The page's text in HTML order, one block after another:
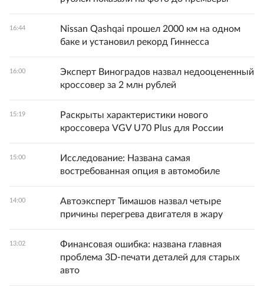
16:44
Nissan Qashqai прошел 2000 км на одном
баке и установил рекорд Гиннесса
16:00
Эксперт Виноградов назвал недооцененный
кроссовер за 2 млн рублей
15:19
Раскрыты характеристики нового
кроссовера VGV U70 Plus для России
15:00
Исследование: Названа самая
востребованная опция в автомобиле
14:00
Автоэксперт Тимашов назвал четыре
причины перегрева двигателя в жару
13:02
Финансовая ошибка: названа главная
проблема 3D-печати деталей для старых
авто